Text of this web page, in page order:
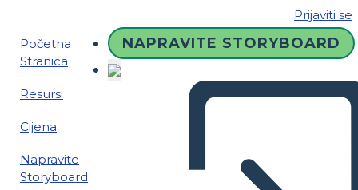
Prijaviti se
Početna
Stranica
Resursi
Cijena
Napravite
Storyboard
NAPRAVITE STORYBOARD